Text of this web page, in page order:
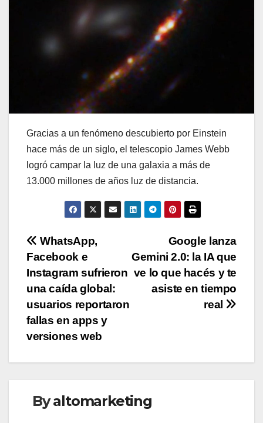
Gracias a un fenómeno descubierto por Einstein
hace más de un siglo, el telescopio James Webb
logró campar la luz de una galaxia a más de
13.000 millones de años luz de distancia.
Navegación
de
entradas
Google lanza
Gemini 2.0: la IA que
ve lo que hacés y te
asiste en tiempo
real
WhatsApp,
Facebook e
Instagram sufrieron
una caída global:
usuarios reportaron
fallas en apps y
versiones web
Byaltomarketing